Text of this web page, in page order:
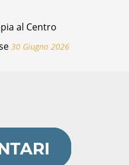
al Centro
30 Giugno 2026